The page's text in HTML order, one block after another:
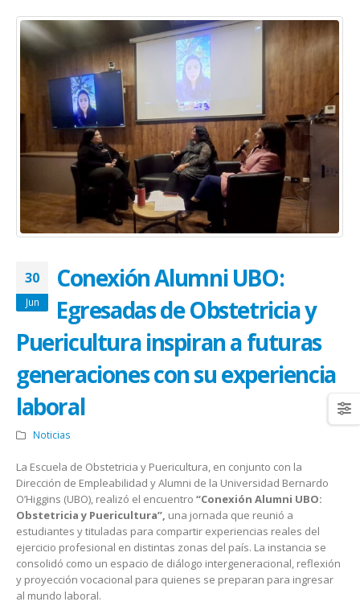
30
Jun
Conexión Alumni UBO:
Egresadas de Obstetricia y
Puericultura inspiran a futuras
generaciones con su experiencia
laboral
Noticias
La Escuela de Obstetricia y Puericultura, en conjunto con la
Dirección de Empleabilidad y Alumni de la Universidad Bernardo
O’Higgins (UBO), realizó el encuentro “Conexión Alumni UBO:
Obstetricia y Puericultura”, una jornada que reunió a
estudiantes y tituladas para compartir experiencias reales del
ejercicio profesional en distintas zonas del país. La instancia se
consolidó como un espacio de diálogo intergeneracional, reflexión
y proyección vocacional para quienes se preparan para ingresar
al mundo laboral.